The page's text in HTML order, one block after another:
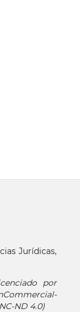
Jurídicas,
por
ND 4.0)